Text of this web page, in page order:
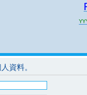
資料。